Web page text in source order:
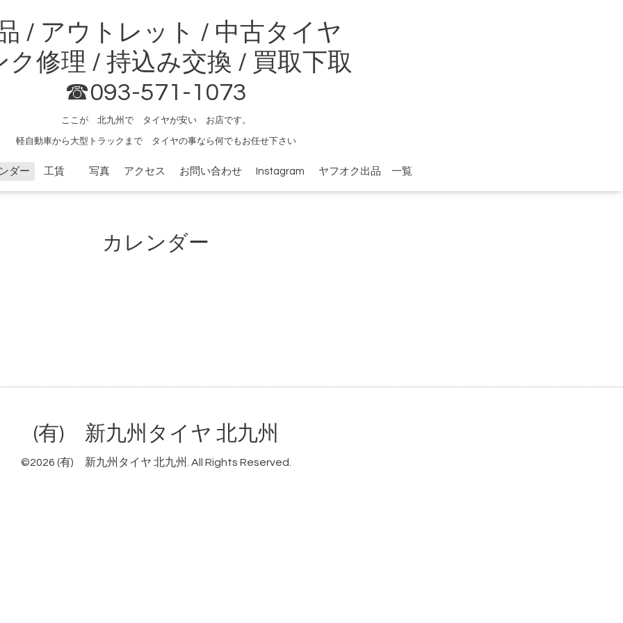
/ アウトレット / 中古タイヤ
ク修理 / 持込み交換 / 買取下取
☎093-571-1073
ここが 北九州で タイヤが安い お店です。
軽自動車から大型トラックまで タイヤの事なら何でもお任せ下さい
ダー 工賃 写真 アクセス お問い合わせ Instagram ヤフオク出品 一覧
カレンダー
(有) 新九州タイヤ 北九州
©2026 (有) 新九州タイヤ 北九州. All Rights Reserved.